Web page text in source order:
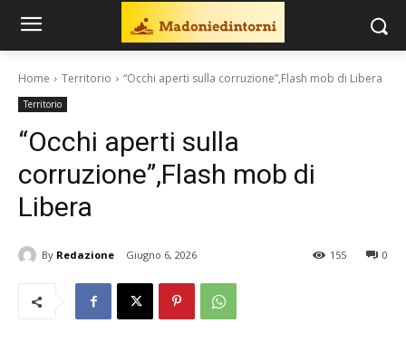
Home Territorio “Occhi aperti sulla corruzione”,Flash mob di Libera
Territorio
“Occhi aperti sulla
corruzione”,Flash mob di
Libera
By Redazione Giugno 6, 2026 0
155